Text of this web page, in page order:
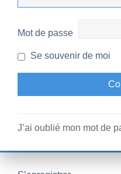
Mot de passe
Se souvenir de moi
J’ai oublié mon mot de